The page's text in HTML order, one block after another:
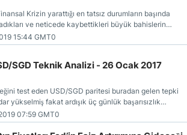
Krizin yarattığı en tatsız durumların başında
ve neticede kaybettikleri büyük bahislerin
ödeyenlere) kesilmiş olmasıdır.
15:44 GMT0
USD/SGD Teknik Analizi - 26 Ocak 2017
test eden USD/SGD paritesi buradan gelen tepki
yükselmiş fakat ardışık üç günlük başarısızlık
çevirmiştir.
07:59 GMT0